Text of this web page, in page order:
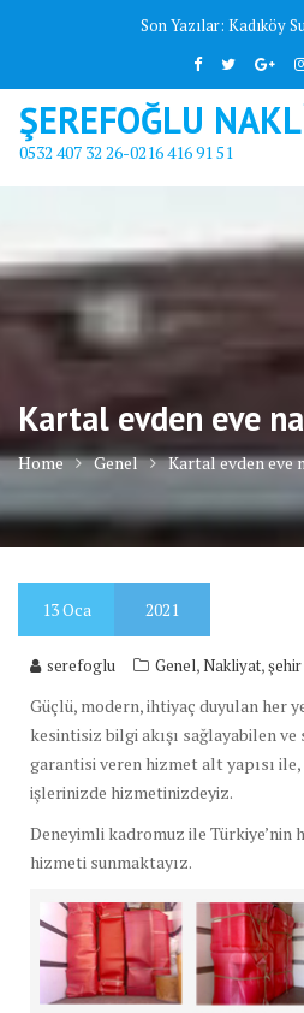
Son Yazılar: Kadıköy
ŞEREFOĞLU
0532 407 32 26-0216 416 91 51
Kartal evden eve
Home Genel Kartal evden eve
13Oca 2021
serefoglu Genel,Nakliyat,
Güçlü, modern, ihtiyaç duyulan her
kesintisiz bilgi akışı sağlayabilen
garantisi veren hizmet alt yapısı
işlerinizde hizmetinizdeyiz.
Deneyimli kadromuz ile Türkiye’nin
hizmeti sunmaktayız.